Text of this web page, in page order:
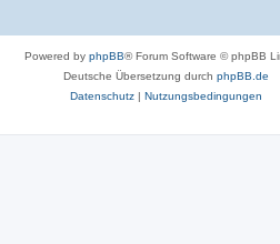
Powered by phpBB® Forum Software © phpBB
Deutsche Übersetzung durch phpBB.de
Datenschutz| Nutzungsbedingungen